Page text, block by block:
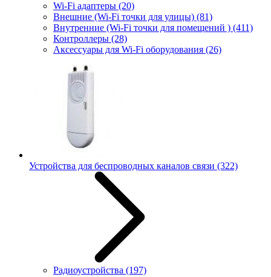
Wi-Fi адаптеры (20)
Внешние (Wi-Fi точки для улицы) (81)
Внутренние (Wi-Fi точки для помещений ) (411)
Контроллеры (28)
Аксессуары для Wi-Fi оборудования (26)
Устройства для беспроводных каналов связи (322)
Радиоустройства (197)